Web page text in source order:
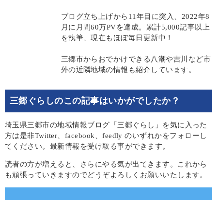
ブログ立ち上げから11年目に突入、2022年8
月に月間60万PVを達成。累計5,000記事以上
を執筆、現在もほぼ毎日更新中！
三郷市からおでかけできる八潮や吉川など市
外の近隣地域の情報も紹介しています。
三郷ぐらしのこの記事はいかがでしたか？
埼玉県三郷市の地域情報ブログ「三郷ぐらし」を気に入った
方は是非Twitter、facebook、feedly のいずれかをフォローし
てください。最新情報を受け取る事ができます。
読者の方が増えると、さらにやる気が出てきます。これから
も頑張っていきますのでどうぞよろしくお願いいたします。